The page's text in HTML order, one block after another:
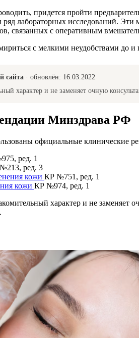
придется пройти
ряд лабораторных исследований.
связанных с оперативным
с мелкими неудобствами
сайта · обновлён: 16.03.2022
характер и не заменяет очную
Минздрава РФ
официальные клинические
ред. 1
ред. 3
кожи КР №751, ред. 1
кожи КР №974, ред. 1
характер и не заменяет